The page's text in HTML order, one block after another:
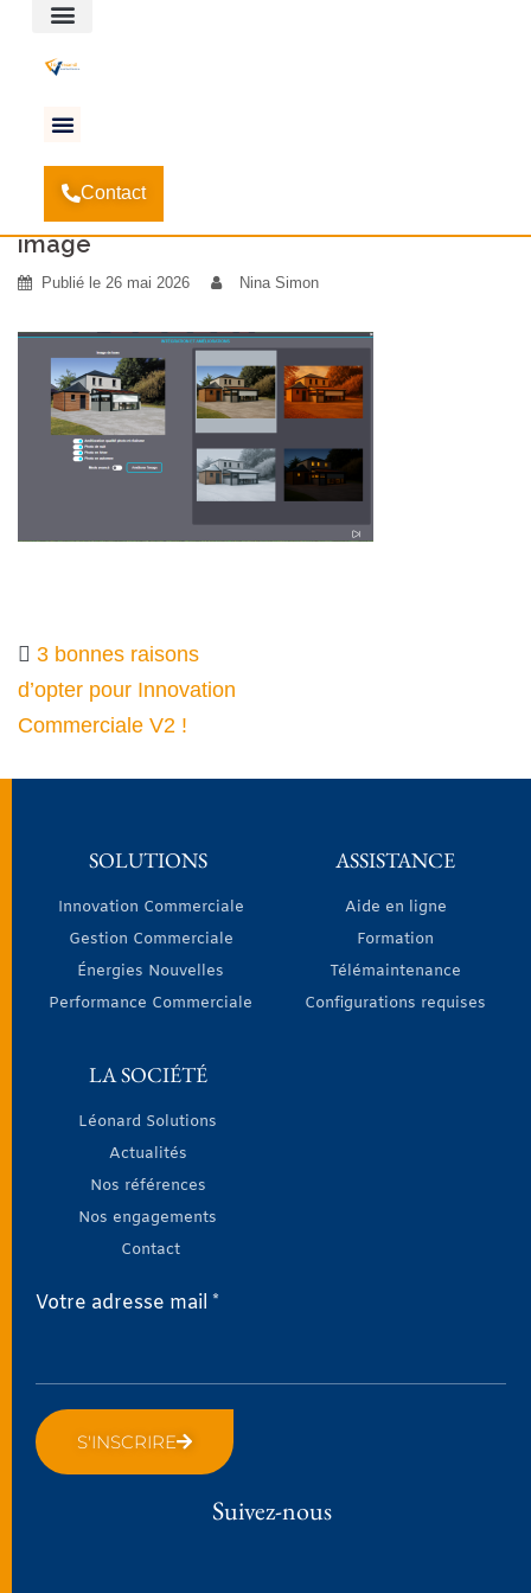
Contact
Accueil-3 bonnes raisons d’opter pour Innovation
Commerciale V2 !
image
Publié le 26 mai 2026 Nina Simon
3 bonnes raisons
d’opter pour Innovation
Commerciale V2 !
SOLUTIONS
Innovation Commerciale
Gestion Commerciale
Énergies Nouvelles
Performance Commerciale
ASSISTANCE
Aide en ligne
Formation
Télémaintenance
Configurations requises
LA SOCIÉTÉ
Léonard Solutions
Actualités
Nos références
Nos engagements
Contact
Votre adresse mail *
S'INSCRIRE
Suivez-nous